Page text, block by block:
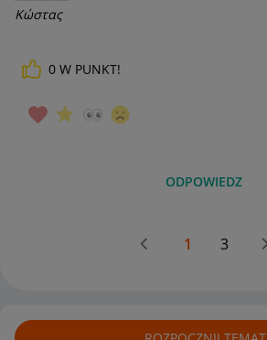
Κώστας
0 W PUNKT!
ODPOWIEDZ
1 3